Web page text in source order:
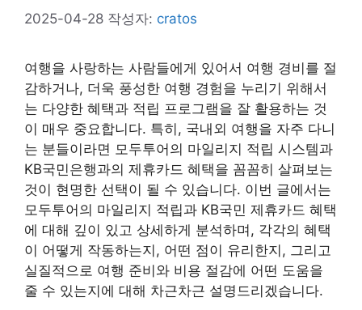
2025-04-28 작성자: cratos
여행을 사랑하는 사람들에게 있어서 여행 경비를 절
감하거나, 더욱 풍성한 여행 경험을 누리기 위해서
는 다양한 혜택과 적립 프로그램을 잘 활용하는 것
이 매우 중요합니다. 특히, 국내외 여행을 자주 다니
는 분들이라면 모두투어의 마일리지 적립 시스템과
KB국민은행과의 제휴카드 혜택을 꼼꼼히 살펴보는
것이 현명한 선택이 될 수 있습니다. 이번 글에서는
모두투어의 마일리지 적립과 KB국민 제휴카드 혜택
에 대해 깊이 있고 상세하게 분석하며, 각각의 혜택
이 어떻게 작동하는지, 어떤 점이 유리한지, 그리고
실질적으로 여행 준비와 비용 절감에 어떤 도움을
줄 수 있는지에 대해 차근차근 설명드리겠습니다.